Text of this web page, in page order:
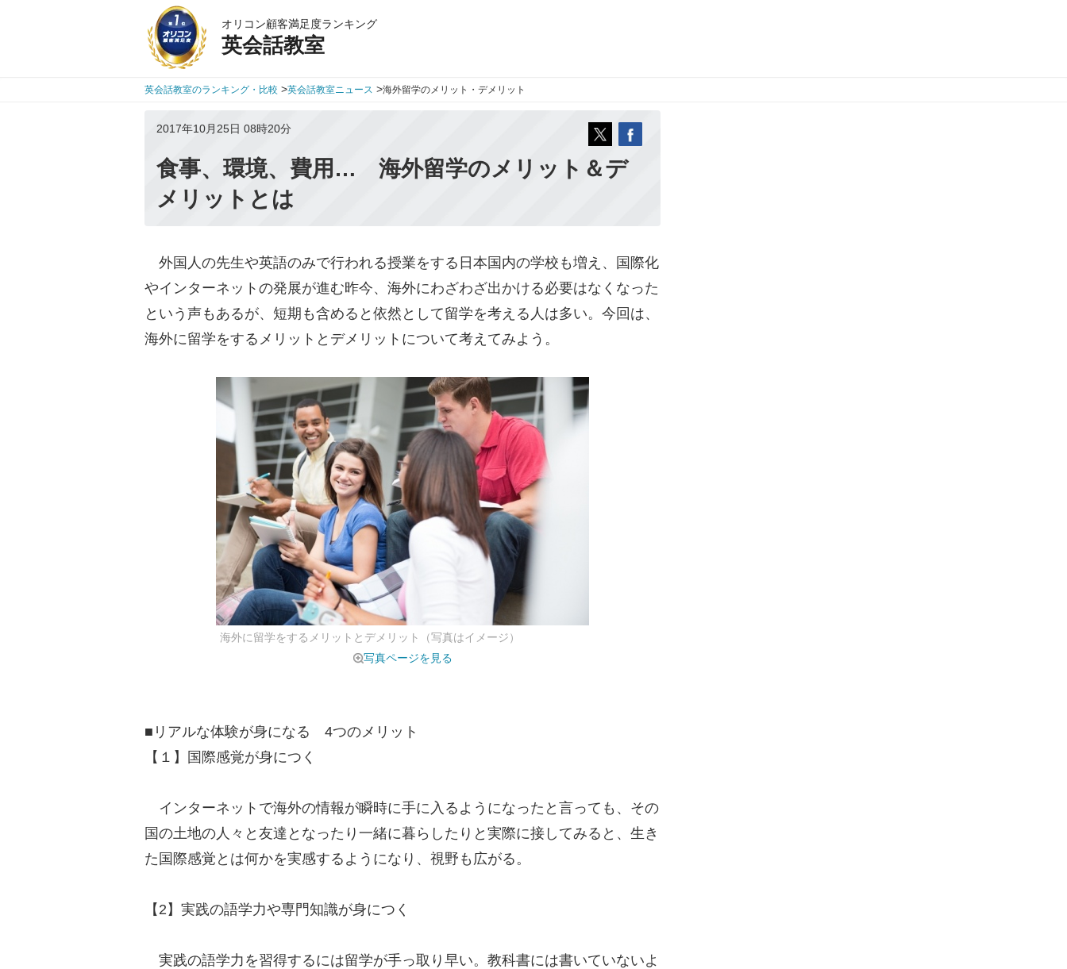
オリコン顧客満足度ランキング
英会話教室
英会話教室のランキング・比較 >英会話教室ニュース >海外留学のメリット・デメリット
2017年10月25日 08時20分
食事、環境、費用… 海外留学のメリット＆デ
メリットとは
外国人の先生や英語のみで行われる授業をする日本国内の学校も増え、国際化
やインターネットの発展が進む昨今、海外にわざわざ出かける必要はなくなった
という声もあるが、短期も含めると依然として留学を考える人は多い。今回は、
海外に留学をするメリットとデメリットについて考えてみよう。
海外に留学をするメリットとデメリット（写真はイメージ）
写真ページを見る
■リアルな体験が身になる 4つのメリット
【１】国際感覚が身につく
インターネットで海外の情報が瞬時に手に入るようになったと言っても、その
国の土地の人々と友達となったり一緒に暮らしたりと実際に接してみると、生き
た国際感覚とは何かを実感するようになり、視野も広がる。
【2】実践の語学力や専門知識が身につく
実践の語学力を習得するには留学が手っ取り早い。教科書には書いていないよ